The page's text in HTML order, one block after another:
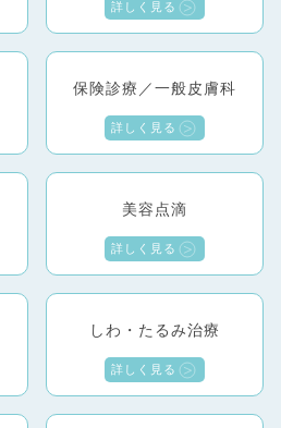
詳しく見る
保険診療／一般皮膚科
詳しく見る
美容点滴
詳しく見る
しわ・たるみ治療
詳しく見る